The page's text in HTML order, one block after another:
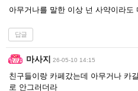
아무거나를 말한 이상 넌 사약이라도
답글
마사지 26-05-10 14:15
친구들이랑 카페갔는데 아무거나 카
로 안그러더라